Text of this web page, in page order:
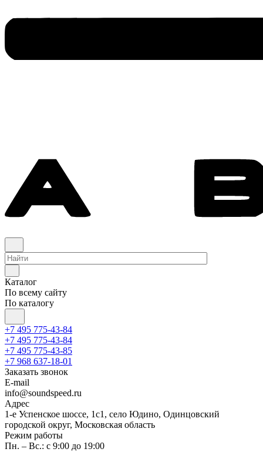
Каталог
По всему сайту
По каталогу
+7 495 775-43-84
+7 495 775-43-84
+7 495 775-43-85
+7 968 637-18-01
Заказать звонок
E-mail
info@soundspeed.ru
Адрес
1-е Успенское шоссе, 1с1, село Юдино, Одинцовский
городской округ, Московская область
Режим работы
Пн. – Вс.: с 9:00 до 19:00